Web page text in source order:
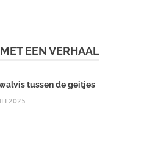
EEN VERHAAL
walvis tussen de geitjes
2025